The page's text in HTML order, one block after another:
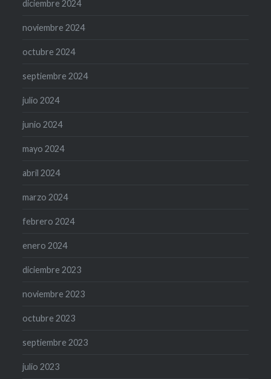
diciembre 2024
noviembre 2024
octubre 2024
septiembre 2024
julio 2024
junio 2024
mayo 2024
abril 2024
marzo 2024
febrero 2024
enero 2024
diciembre 2023
noviembre 2023
octubre 2023
septiembre 2023
julio 2023